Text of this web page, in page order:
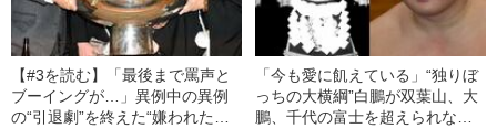
【#3を読む】「最後まで罵声と
ブーイングが…」異例中の異例
の“引退劇”を終えた“嫌われた横
「今も愛に飢えている」“独りぼ
っちの大横綱”白鵬が双葉山、大
鵬、千代の富士を超えられない